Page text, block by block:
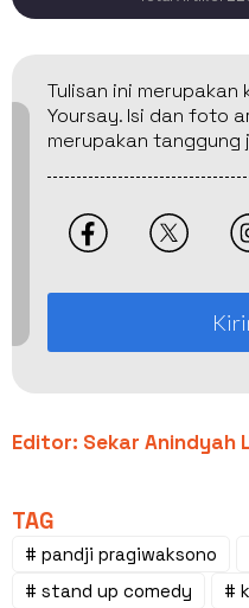
Tulisan ini merupakan
Yoursay. Isi dan foto
merupakan tanggung
Editor: Sekar Anindyah
TAG
# pandji pragiwaksono
# stand up comedy
#